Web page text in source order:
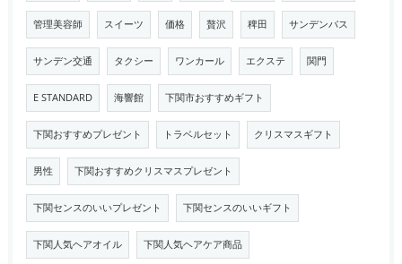
管理美容師 スイーツ 価格 贅沢 稗田 サンデンバス
サンデン交通 タクシー ワンカール エクステ 関門
E STANDARD 海響館 下関市おすすめギフト
下関おすすめプレゼント トラベルセット クリスマスギフト
男性 下関おすすめクリスマスプレゼント
下関センスのいいプレゼント 下関センスのいいギフト
下関人気ヘアオイル 下関人気ヘアケア商品